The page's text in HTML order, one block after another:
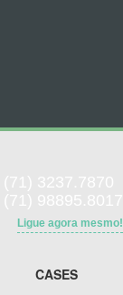
Ligue agora mesmo!
CASES